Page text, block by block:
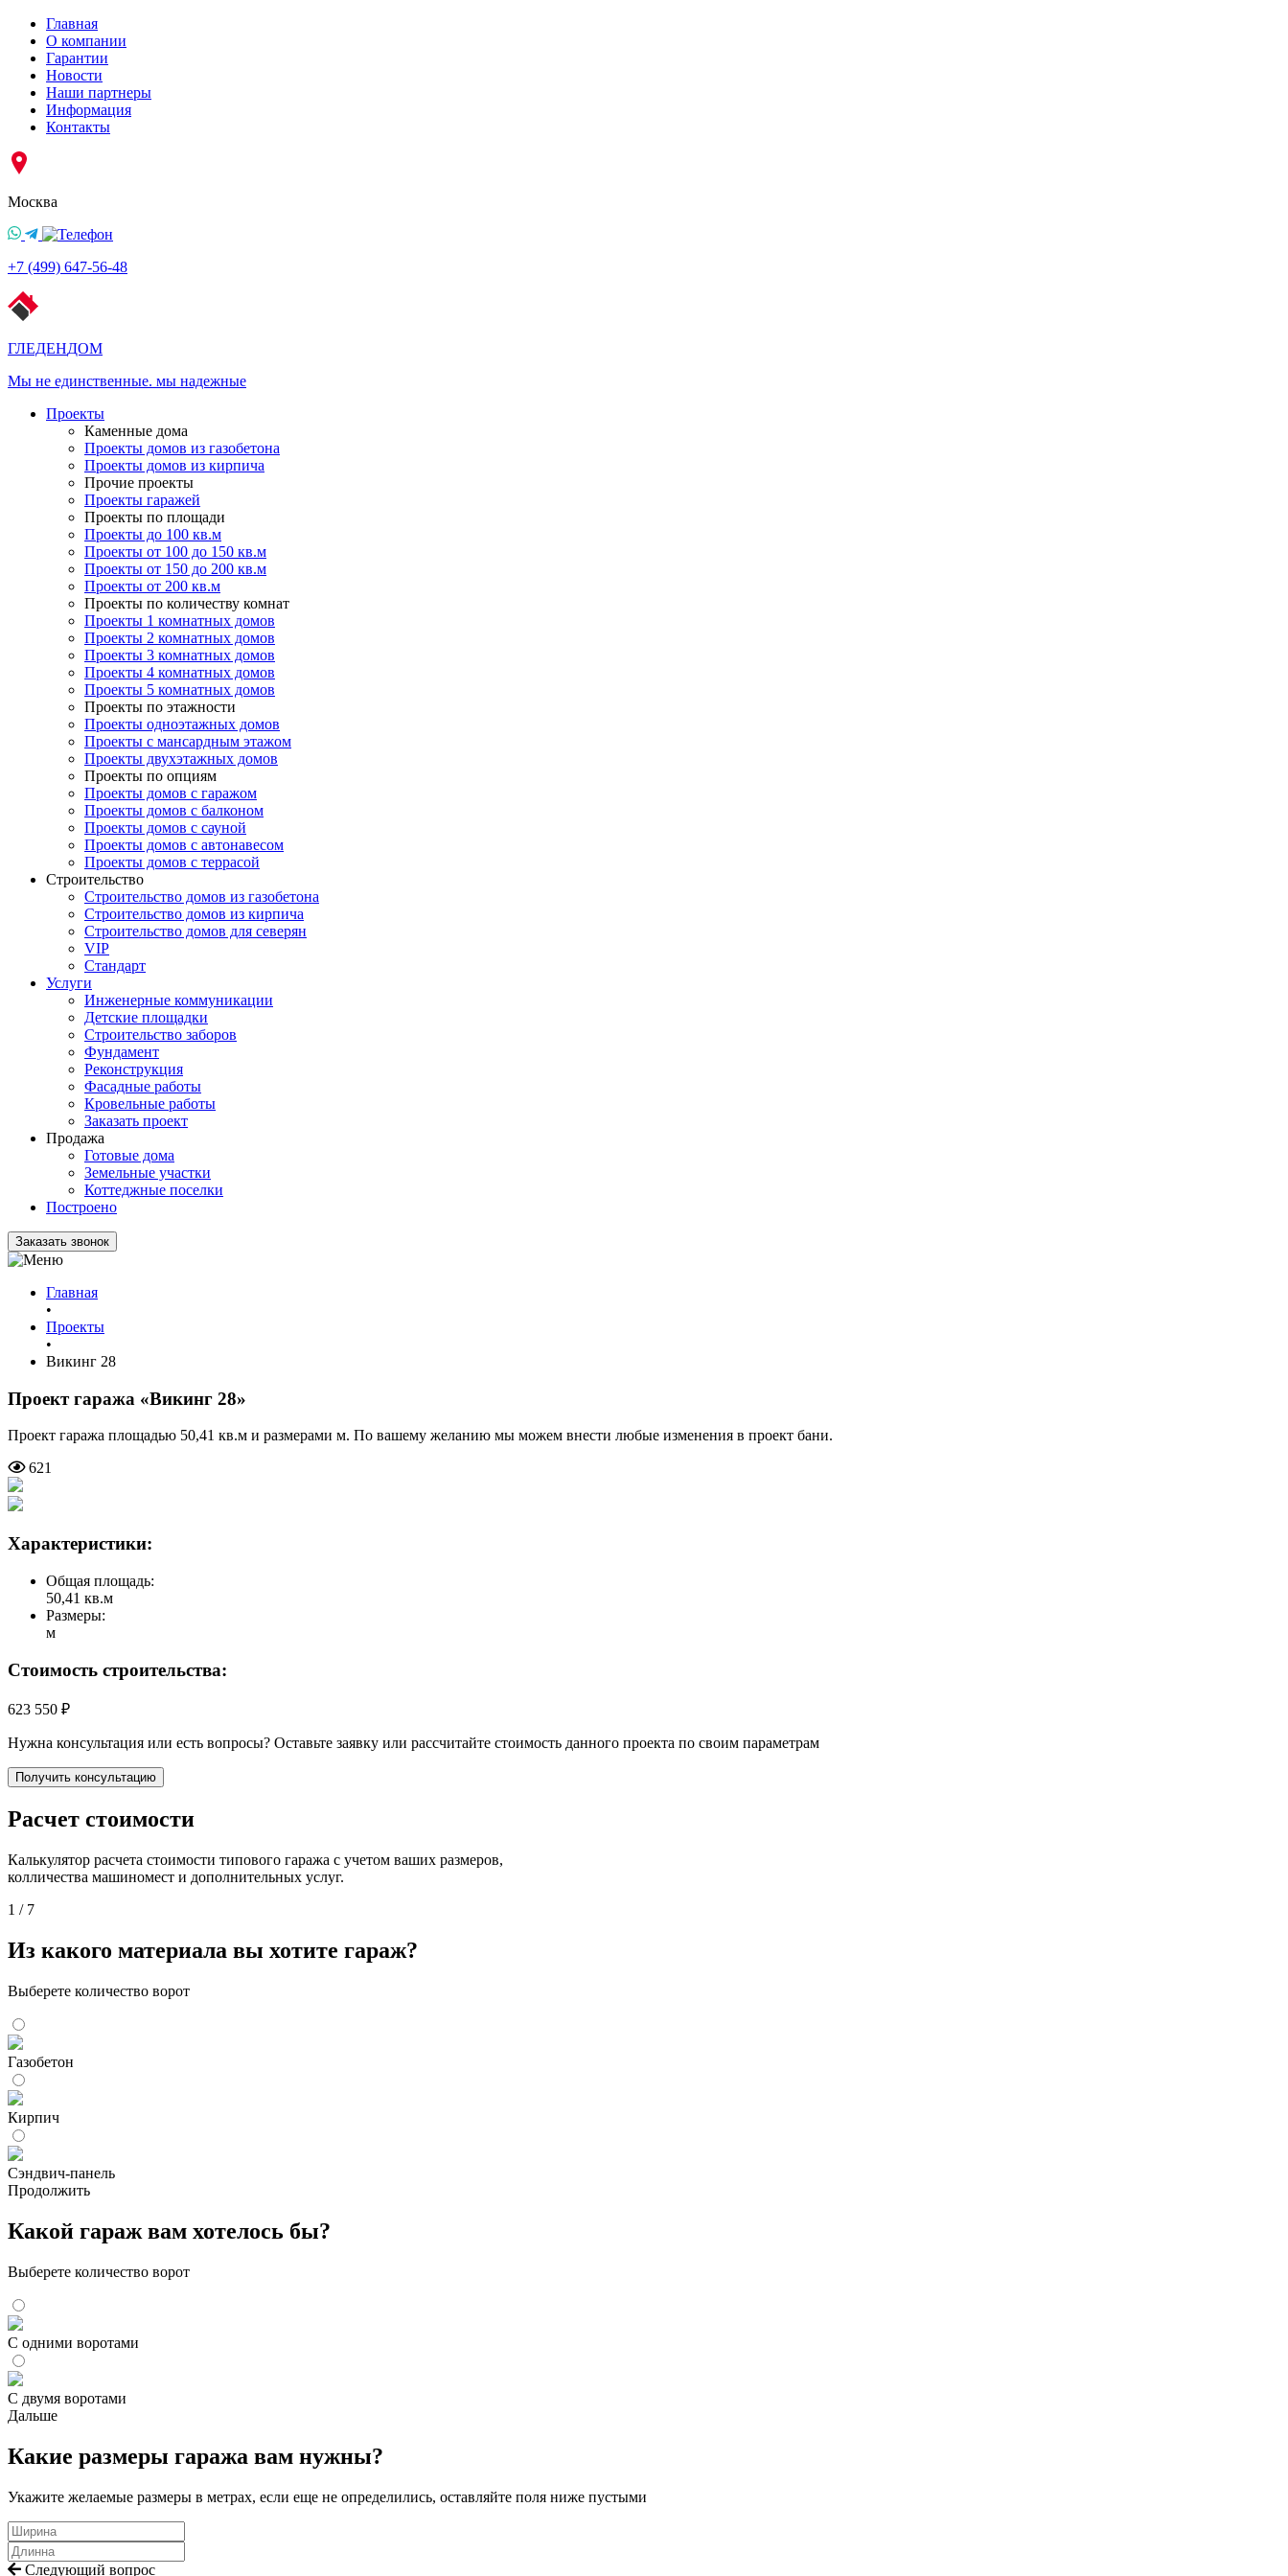
Главная
О компании
Гарантии
Новости
Наши партнеры
Информация
Контакты
Москва
+7 (499) 647-56-48
ГЛЕДЕНДОМ
Мы не единственные. мы надежные
Проекты
Каменные дома
Проекты домов из газобетона
Проекты домов из кирпича
Прочие проекты
Проекты гаражей
Проекты по площади
Проекты до 100 кв.м
Проекты от 100 до 150 кв.м
Проекты от 150 до 200 кв.м
Проекты от 200 кв.м
Проекты по количеству комнат
Проекты 1 комнатных домов
Проекты 2 комнатных домов
Проекты 3 комнатных домов
Проекты 4 комнатных домов
Проекты 5 комнатных домов
Проекты по этажности
Проекты одноэтажных домов
Проекты с мансардным этажом
Проекты двухэтажных домов
Проекты по опциям
Проекты домов с гаражом
Проекты домов с балконом
Проекты домов с сауной
Проекты домов с автонавесом
Проекты домов с террасой
Строительство
Строительство домов из газобетона
Строительство домов из кирпича
Строительство домов для северян
VIP
Стандарт
Услуги
Инженерные коммуникации
Детские площадки
Строительство заборов
Фундамент
Реконструкция
Фасадные работы
Кровельные работы
Заказать проект
Продажа
Готовые дома
Земельные участки
Коттеджные поселки
Построено
Заказать звонок
Главная
•
Проекты
•
Викинг 28
Проект гаража «Викинг 28»
Проект гаража площадью 50,41 кв.м и размерами м. По вашему желанию мы можем внести любые изменения в проект бани.
621
Характеристики:
Общая площадь:
50,41 кв.м
Размеры:
м
Стоимость строительства:
623 550 ₽
Нужна консультация или есть вопросы? Оставьте заявку или рассчитайте стоимость данного проекта по своим параметрам
Получить консультацию
Расчет стоимости
Калькулятор расчета стоимости типового гаража с учетом ваших размеров,
колличества машиномест и дополнительных услуг.
1 / 7
Из какого материала вы хотите гараж?
Выберете количество ворот
Газобетон
Кирпич
Сэндвич-панель
Продолжить
Какой гараж вам хотелось бы?
Выберете количество ворот
С одними воротами
С двумя воротами
Дальше
Какие размеры гаража вам нужны?
Укажите желаемые размеры в метрах, если еще не определились, оставляйте поля ниже пустыми
Следующий вопрос